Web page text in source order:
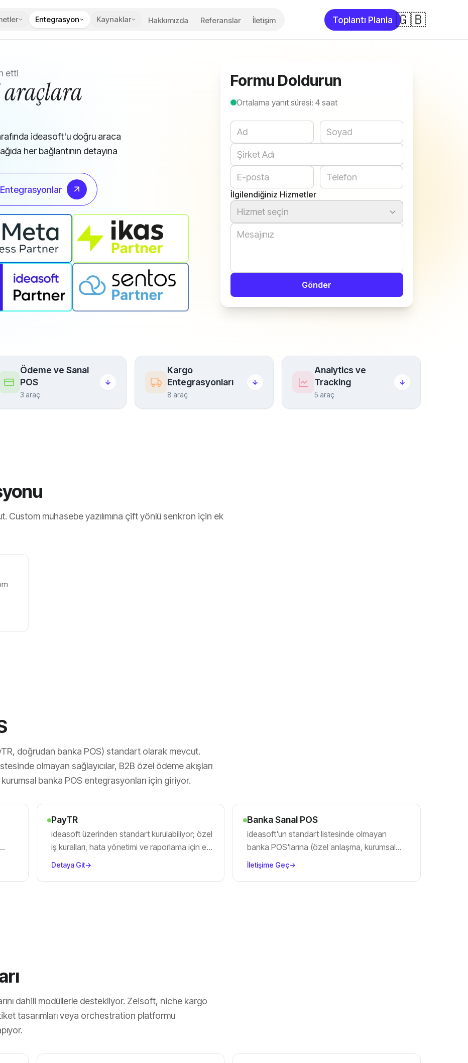
Entegrasyon Kaynaklar Hakkımızda Referanslar İletişim Toplantı Planla 🇬🇧
etti
ideasoft'u doğru araca
her bağlantının detayına
Formu Doldurun
Ortalama yanıt süresi: 4 saat
İlgilendiğiniz Hizmetler
Hizmet seçin
Website
Gönder
Ödeme ve Sanal
POS
3 araç
Kargo
Entegrasyonları
8 araç
Analytics ve
Tracking
5 araç
muhasebe yazılımına çift yönlü senkron için ek
doğrudan banka POS) standart olarak mevcut.
olmayan sağlayıcılar, B2B özel ödeme akışları
banka POS entegrasyonları için giriyor.
PayTR
ideasoft üzerinden standart kurulabiliyor; özel
iş kuralları, hata yönetimi ve raporlama için ek
geliştirme.
Detaya Git→
Banka Sanal POS
ideasoft'un standart listesinde olmayan
banka POS'larına (özel anlaşma, kurumsal
POS) doğrudan custom entegrasyon.
İletişime Geç→
dahili modüllerle destekliyor. Zeisoft, niche kargo
tasarımları veya orchestration platformu